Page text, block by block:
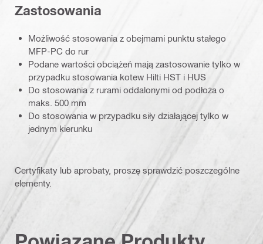
Zastosowania
Możliwość stosowania z obejmami punktu stałego
MFP-PC do rur
Podane wartości obciążeń mają zastosowanie tylko w
przypadku stosowania kotew Hilti HST i HUS
Do stosowania z rurami oddalonymi od podłoża o
maks. 500 mm
Do stosowania w przypadku siły działającej tylko w
jednym kierunku
Certyfikaty lub aprobaty, proszę sprawdzić poszczególne
elementy.